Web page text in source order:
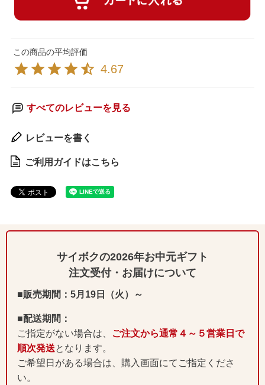
4.67
すべてのレビューを見る
レビューを書く
ご利用ガイドはこちら
サイボクの2026年お中元ギフト
注文受付・お届けについて
■販売期間：5月19日（火）～
■配送期間：
ご指定がない場合は、 ご注文から通常４～５営業日で
順次発送となります。
ご希望日がある場合は、購入画面にてご指定くださ
い。